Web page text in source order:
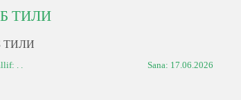
ТИЛИ
ТИЛИ
. . Sana: 17.06.2026